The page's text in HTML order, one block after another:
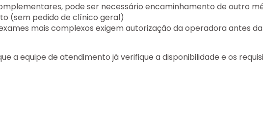
pode ser necessário encaminhamento de outro
(sem pedido de clínico geral)
mais complexos exigem autorização da operadora antes
a equipe de atendimento já verifique a disponibilidade e os